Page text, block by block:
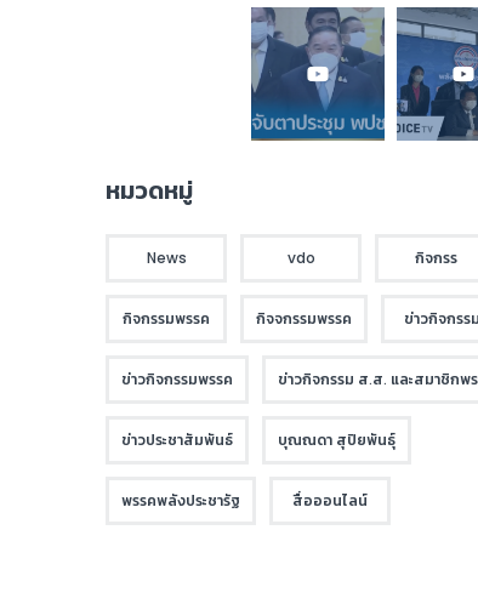
หมวดหมู่
News vdo กิจกรร
กิจกรรมพรรค กิจจกรรมพรรค ข่าวกิจกรรม
ข่าวกิจกรรมพรรค ข่าวกิจกรรม ส.ส. และสมาชิกพ
ข่าวประชาสัมพันธ์ บุณณดา สุปิยพันธุ์
พรรคพลังประชารัฐ สื่อออนไลน์